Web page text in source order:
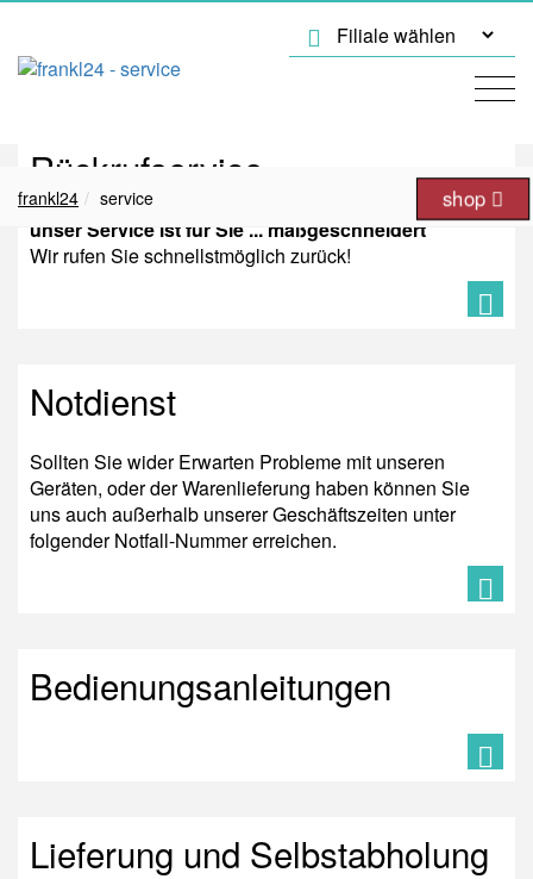
shop
frankl24 service
Rückrufservice
unser Service ist für Sie ... maßgeschneidert
Wir rufen Sie schnellstmöglich zurück!
Notdienst
Sollten Sie wider Erwarten Probleme mit unseren
Geräten, oder der Warenlieferung haben können Sie
uns auch außerhalb unserer Geschäftszeiten unter
folgender Notfall-Nummer erreichen.
Bedienungsanleitungen
Lieferung und Selbstabholung